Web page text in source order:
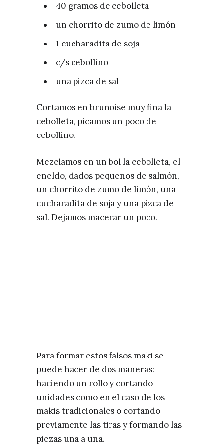
40 gramos de cebolleta
un chorrito de zumo de limón
1 cucharadita de soja
c/s cebollino
una pizca de sal
Cortamos en brunoise muy fina la
cebolleta, picamos un poco de
cebollino.
Mezclamos en un bol la cebolleta, el
eneldo, dados pequeños de salmón,
un chorrito de zumo de limón, una
cucharadita de soja y una pizca de
sal. Dejamos macerar un poco.
Para formar estos falsos maki se
puede hacer de dos maneras:
haciendo un rollo y cortando
unidades como en el caso de los
makis tradicionales o cortando
previamente las tiras y formando las
piezas una a una.